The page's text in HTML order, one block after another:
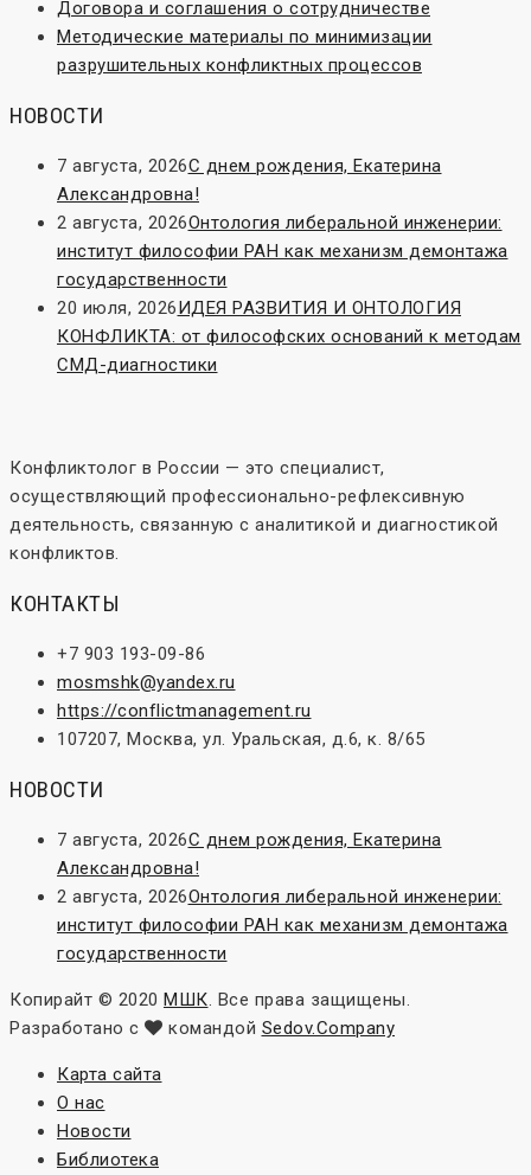
Договора и соглашения о сотрудничестве
Методические материалы по минимизации
разрушительных конфликтных процессов
НОВОСТИ
7 августа, 2026С днем рождения, Екатерина
Александровна!
2 августа, 2026Онтология либеральной инженерии:
институт философии РАН как механизм демонтажа
государственности
20 июля, 2026ИДЕЯ РАЗВИТИЯ И ОНТОЛОГИЯ
КОНФЛИКТА: от философских оснований к методам
СМД-диагностики
Конфликтолог в России — это специалист,
осуществляющий профессионально-рефлексивную
деятельность, связанную с аналитикой и диагностикой
конфликтов.
КОНТАКТЫ
+7 903 193-09-86
mosmshk@yandex.ru
https://conflictmanagement.ru
107207, Москва, ул. Уральская, д.6, к. 8/65
НОВОСТИ
7 августа, 2026С днем рождения, Екатерина
Александровна!
2 августа, 2026Онтология либеральной инженерии:
институт философии РАН как механизм демонтажа
государственности
Копирайт © 2020 МШК. Все права защищены.
Разработано с
командой Sedov.Company
Карта сайта
О нас
Новости
Библиотека